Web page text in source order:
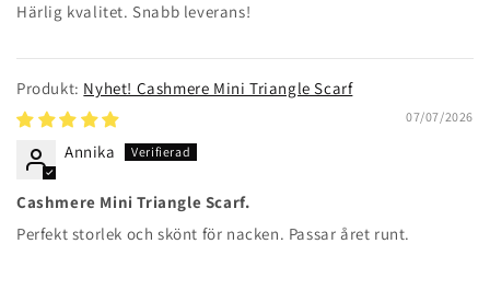
Härlig kvalitet. Snabb leverans!
Nyhet! Cashmere Mini Triangle Scarf
07/07/2026
Annika
Cashmere Mini Triangle Scarf.
Perfekt storlek och skönt för nacken. Passar året runt.